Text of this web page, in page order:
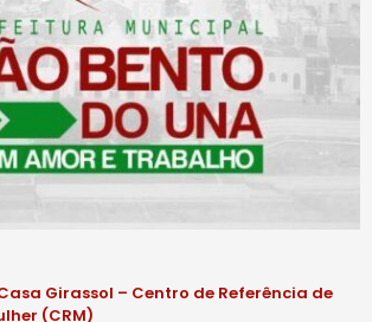
Girassol – Centro de Referência de
(CRM)